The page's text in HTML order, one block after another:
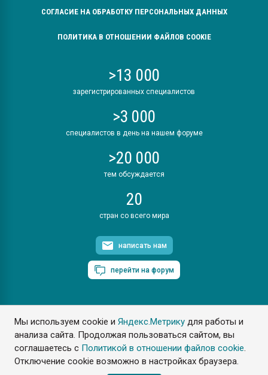
Мы используем cookie иЯндекс.Метрику для работы и
анализа сайта. Продолжая пользоваться сайтом, вы
соглашаетесь с Политикой в отношении файлов cookie.
Отключение cookie возможно в настройках браузера.
СОГЛАСИЕ НА ОБРАБОТКУ ПЕРСОНАЛЬНЫХ ДАННЫХ
ПОЛИТИКА В ОТНОШЕНИИ ФАЙЛОВ COOKIE
>13 000
зарегистрированных специалистов
>3 000
специалистов в день на нашем форуме
>20 000
тем обсуждается
20
стран со всего мира
написать нам
перейти на форум
ПластЭксперт © 2006. Все права защищены
Разрешается копирование материалов сайта с обязательной
ссылкой на www.e-plastic.ru
Разработка сайта